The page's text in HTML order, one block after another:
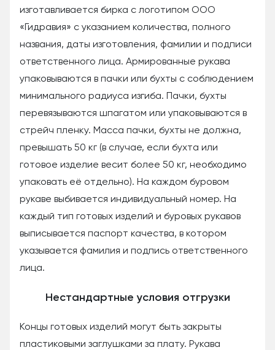
изготавливается бирка с логотипом ООО
«Гидравия» с указанием количества, полного
названия, даты изготовления, фамилии и подписи
ответственного лица. Армированные рукава
упаковываются в пачки или бухты с соблюдением
минимального радиуса изгиба. Пачки, бухты
перевязываются шпагатом или упаковываются в
стрейч пленку. Масса пачки, бухты не должна,
превышать 50 кг (в случае, если бухта или
готовое изделие весит более 50 кг, необходимо
упаковать её отдельно). На каждом буровом
рукаве выбивается индивидуальный номер. На
каждый тип готовых изделий и буровых рукавов
выписывается паспорт качества, в котором
указывается фамилия и подпись ответственного
лица.
Нестандартные условия отгрузки
Концы готовых изделий могут быть закрыты
пластиковыми заглушками за плату. Рукава